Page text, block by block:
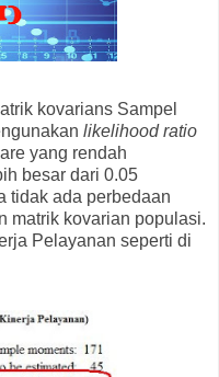
kovarians Sampel
likelihood ratio
yang rendah
besar dari 0.05
tidak ada perbedaan
matrik kovarian populasi.
Pelayanan seperti di